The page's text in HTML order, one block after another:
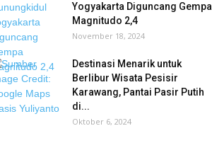
Yogyakarta Diguncang Gempa
Magnitudo 2,4
November 18, 2024
Destinasi Menarik untuk
Berlibur Wisata Pesisir
Karawang, Pantai Pasir Putih
di...
Oktober 6, 2024